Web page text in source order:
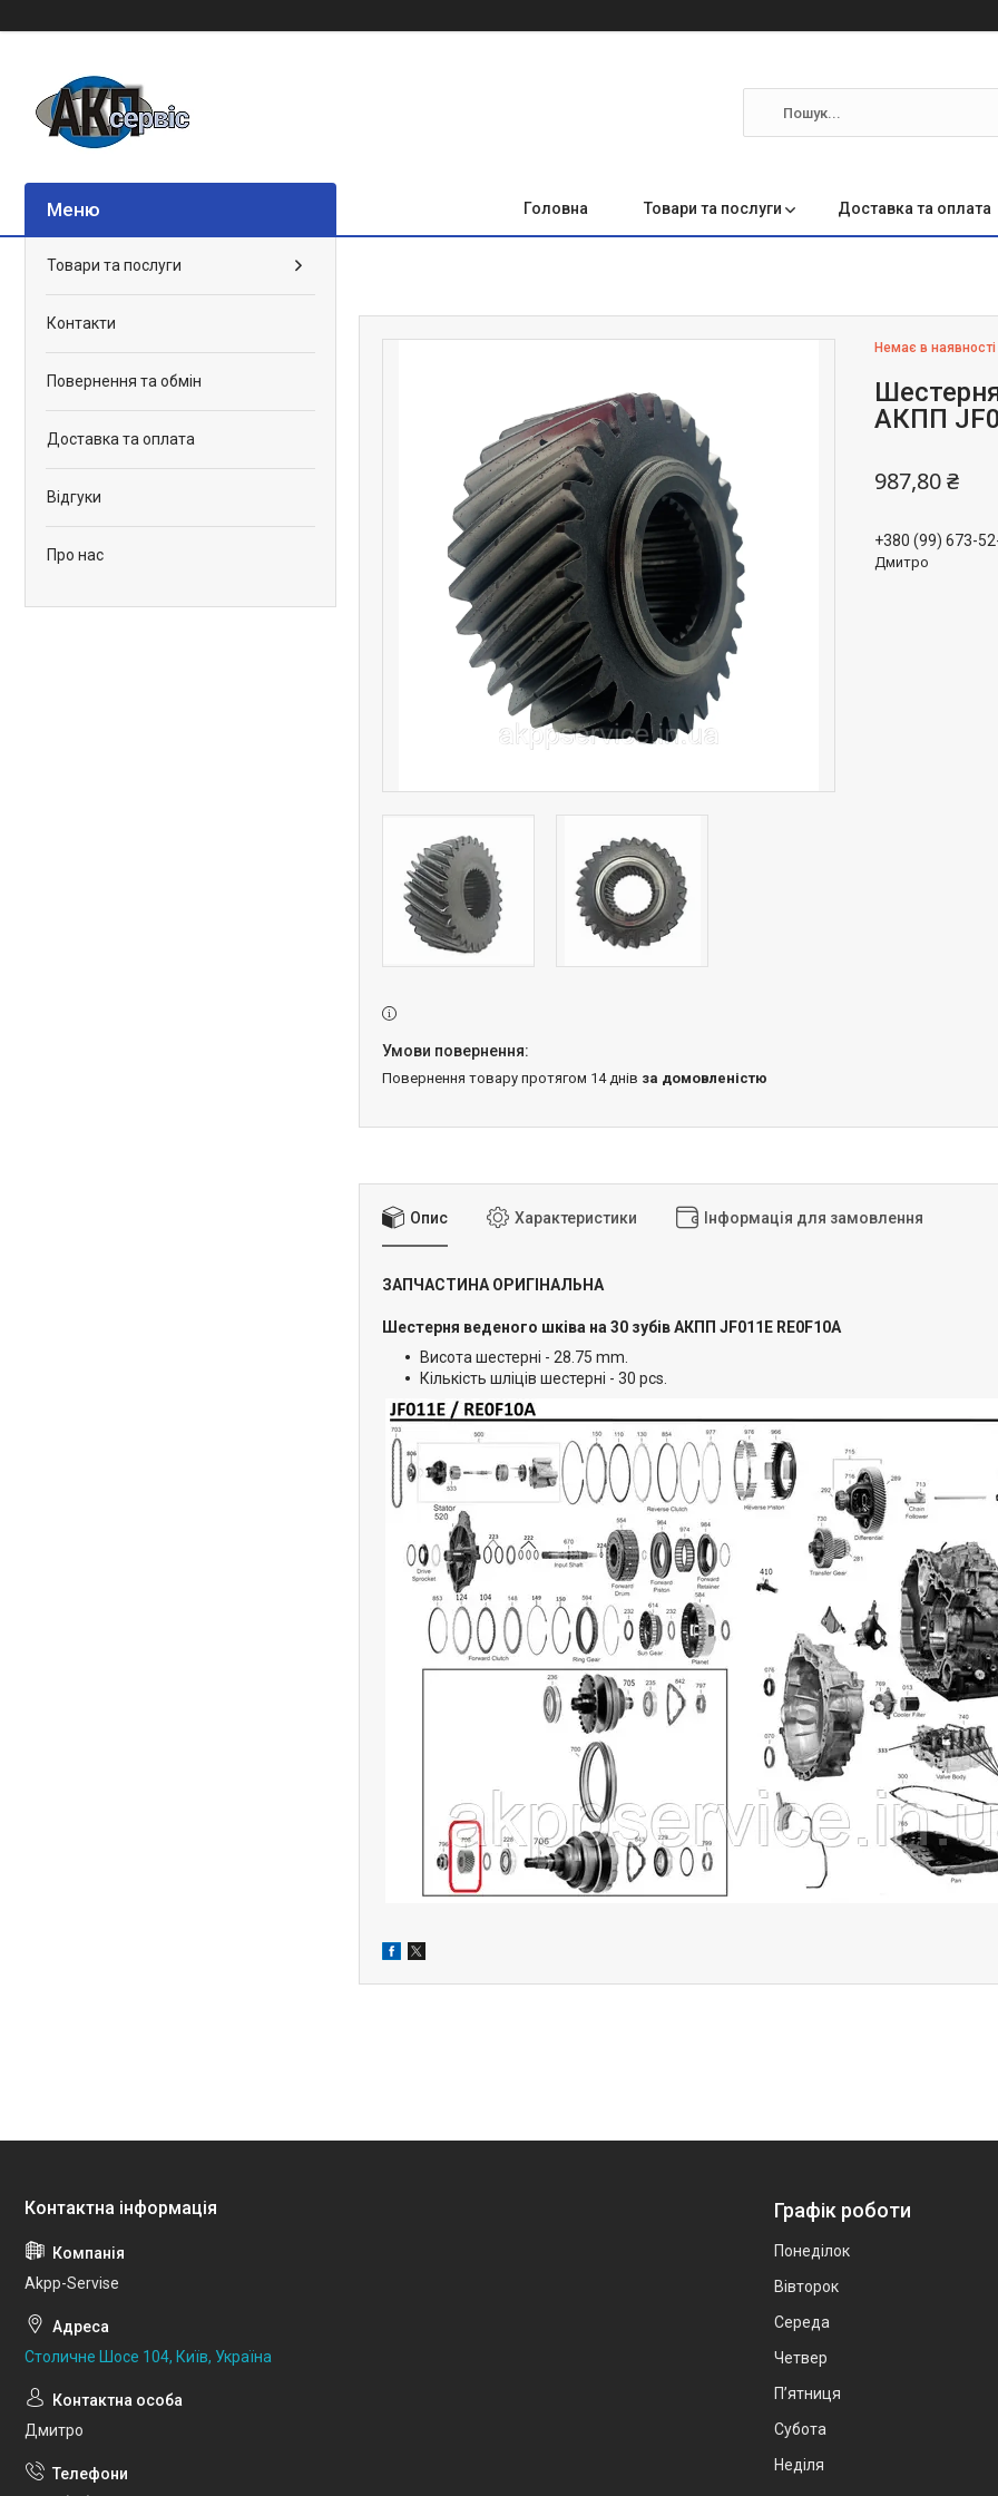
Головна Товари та послуги Доставка та оплата
Немає в наявності
АКПП
987,80 ₴
+380 (99) 673-
Дмитро
повернення товару протягом 14 днів за домовленістю
Опис Характеристики Інформація для замовлення
ЗАПЧАСТИНА ОРИГІНАЛЬНА
Шестерня веденого шківа на 30 зубів АКПП JF011E RE0F10A
Висота шестерні - 28.75 mm.
Кількість шліців шестерні - 30 pcs.
Товари та послуги
Контакти
Повернення та обмін
Доставка та оплата
Відгуки
Про нас
Akpp-Servise
Столичне Шосе 104, Київ, Україна
Дмитро
Графік роботи
Понеділок
Вівторок
Середа
Четвер
Пʼятниця
Субота
Неділя